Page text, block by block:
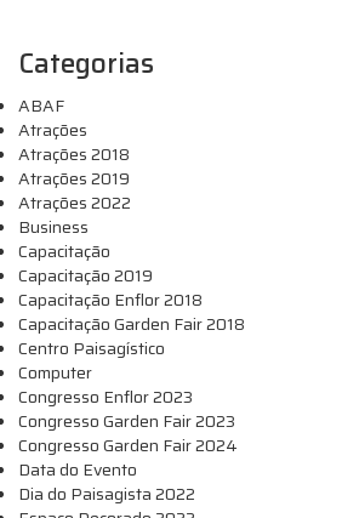
Categorias
ABAF
Atrações
Atrações 2018
Atrações 2019
Atrações 2022
Business
Capacitação
Capacitação 2019
Capacitação Enflor 2018
Capacitação Garden Fair 2018
Centro Paisagístico
Computer
Congresso Enflor 2023
Congresso Garden Fair 2023
Congresso Garden Fair 2024
Data do Evento
Dia do Paisagista 2022